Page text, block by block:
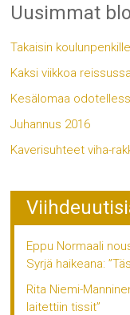
Uusimmat
Takaisin
Kaksi viikkoa reissussa
Kesälomaa
Juhannus 2016
Kaverisuhteet viha-
Eppu Normaali
Syrjä haikeana:
Rita Niemi-
laitettiin tissit”